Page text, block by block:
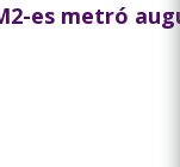
es metró